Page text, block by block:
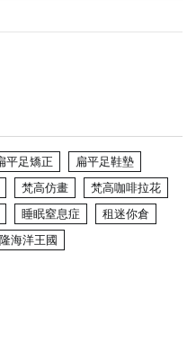
平足矯正
扁平足鞋墊
梵高仿畫
梵高咖啡拉花
睡眠窒息症
租迷你倉
海洋王國